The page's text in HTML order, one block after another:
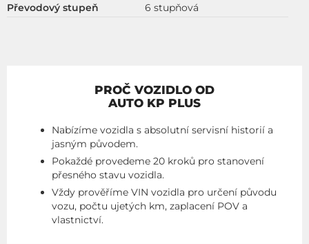
Převodový stupeň
6 stupňová
PROČ VOZIDLO OD
AUTO KP PLUS
Nabízíme vozidla s absolutní servisní historií a
jasným původem.
Pokaždé provedeme 20 kroků pro stanovení
přesného stavu vozidla.
Vždy prověříme VIN vozidla pro určení původu
vozu, počtu ujetých km, zaplacení POV a
vlastnictví.